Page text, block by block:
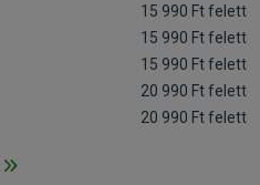
15 990 Ft felett
15 990 Ft felett
15 990 Ft felett
20 990 Ft felett
20 990 Ft felett